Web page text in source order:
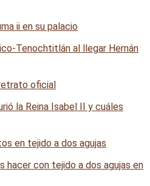
Tenochtitlán al llegar Hernán
la Reina Isabel II y cuáles
hacer con tejido a dos agujas en